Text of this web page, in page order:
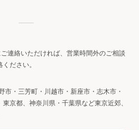
連絡いただければ、営業時間外のご相談
ださい。
市・三芳町・川越市・新座市・志木市・
京都、神奈川県・千葉県など東京近郊、